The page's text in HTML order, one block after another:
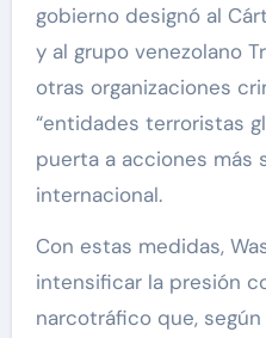
gobierno designó al
y al grupo venezolano
otras organizaciones
“entidades terroristas
puerta a acciones más
internacional.
Con estas medidas,
intensificar la presión
narcotráfico que, según